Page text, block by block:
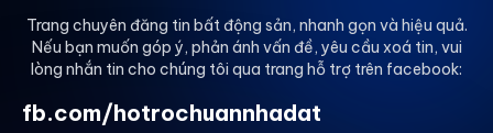
Trang chuyên đăng tin bất động sản, nhanh gọn và hiệu quả.
Nếu bạn muốn góp ý, phản ánh vấn đề, yêu cầu xoá tin, vui
lòng nhắn tin cho chúng tôi qua trang hỗ trợ trên facebook:
fb.com/hotrochuannhadat